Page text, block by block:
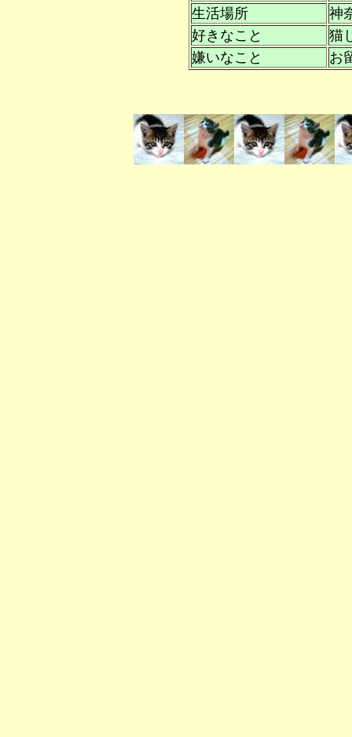
生活場所
神
好きなこと
猫
嫌いなこと
お